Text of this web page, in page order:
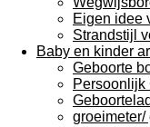
Eigen idee
Strandstijl
Baby en kinder
Geboorte
Persoonlijk
groeimeter/